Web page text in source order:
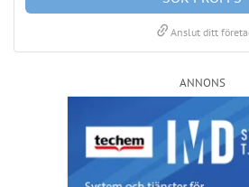
linkAnslut ditt företag